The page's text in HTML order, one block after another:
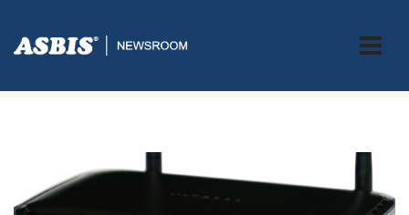
Tag:Netgear